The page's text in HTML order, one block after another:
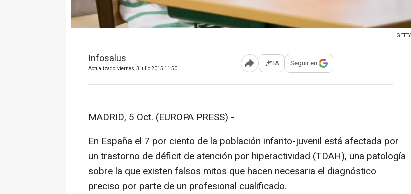
GETTY
Infosalus
Actualizado: viernes, 3 julio 2015 11:50 Abrir opciones para compartir
IA Seguir en
MADRID, 5 Oct. (EUROPA PRESS) -
En España el 7 por ciento de la población infanto-juvenil está afectada por
un trastorno de déficit de atención por hiperactividad (TDAH), una patología
sobre la que existen falsos mitos que hacen necesaria el diagnóstico
preciso por parte de un profesional cualificado.